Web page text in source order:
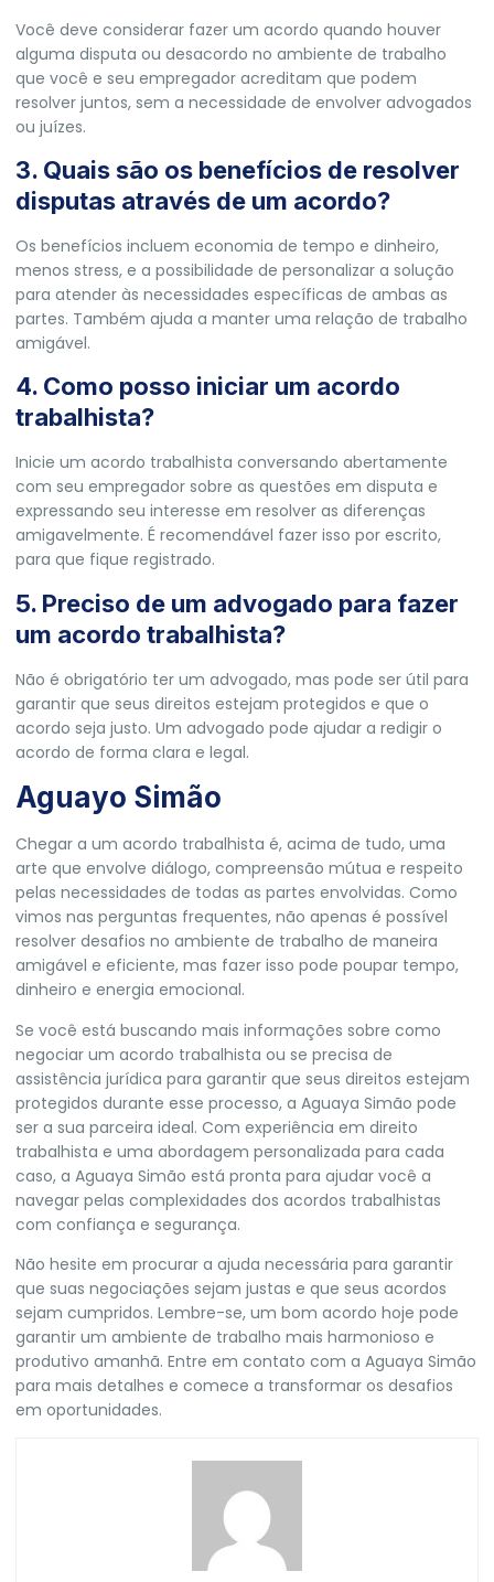
Você deve considerar fazer um acordo quando houver
alguma disputa ou desacordo no ambiente de trabalho
que você e seu empregador acreditam que podem
resolver juntos, sem a necessidade de envolver advogados
ou juízes.
3. Quais são os benefícios de resolver
disputas através de um acordo?
Os benefícios incluem economia de tempo e dinheiro,
menos stress, e a possibilidade de personalizar a solução
para atender às necessidades específicas de ambas as
partes. Também ajuda a manter uma relação de trabalho
amigável.
4. Como posso iniciar um acordo
trabalhista?
Inicie um acordo trabalhista conversando abertamente
com seu empregador sobre as questões em disputa e
expressando seu interesse em resolver as diferenças
amigavelmente. É recomendável fazer isso por escrito,
para que fique registrado.
5. Preciso de um advogado para fazer
um acordo trabalhista?
Não é obrigatório ter um advogado, mas pode ser útil para
garantir que seus direitos estejam protegidos e que o
acordo seja justo. Um advogado pode ajudar a redigir o
acordo de forma clara e legal.
Aguayo Simão
Chegar a um acordo trabalhista é, acima de tudo, uma
arte que envolve diálogo, compreensão mútua e respeito
pelas necessidades de todas as partes envolvidas. Como
vimos nas perguntas frequentes, não apenas é possível
resolver desafios no ambiente de trabalho de maneira
amigável e eficiente, mas fazer isso pode poupar tempo,
dinheiro e energia emocional.
Se você está buscando mais informações sobre como
negociar um acordo trabalhista ou se precisa de
assistência jurídica para garantir que seus direitos estejam
protegidos durante esse processo, a Aguaya Simão pode
ser a sua parceira ideal. Com experiência em direito
trabalhista e uma abordagem personalizada para cada
caso, a Aguaya Simão está pronta para ajudar você a
navegar pelas complexidades dos acordos trabalhistas
com confiança e segurança.
Não hesite em procurar a ajuda necessária para garantir
que suas negociações sejam justas e que seus acordos
sejam cumpridos. Lembre-se, um bom acordo hoje pode
garantir um ambiente de trabalho mais harmonioso e
produtivo amanhã. Entre em contato com a Aguaya Simão
para mais detalhes e comece a transformar os desafios
em oportunidades.